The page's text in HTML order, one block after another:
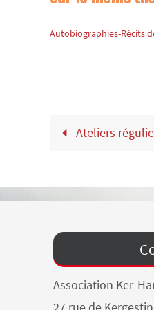
Autobiographies-Récits
Ateliers
Association Ker-
27 rue de